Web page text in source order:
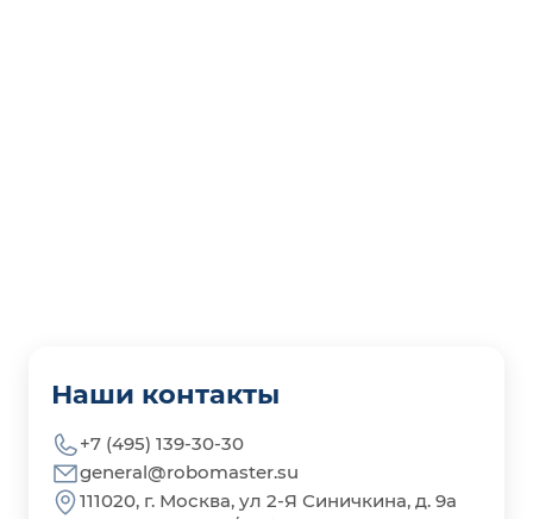
Наши контакты
+7 (495) 139-30-30
general@robomaster.su
111020, г. Москва, ул 2-Я Синичкина, д. 9а